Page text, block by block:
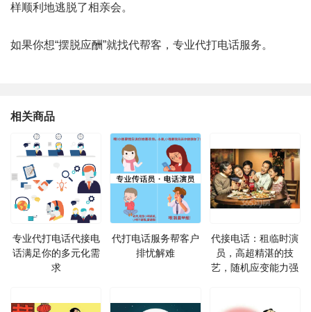
样顺利地逃脱了相亲会。
如果你想“摆脱应酬”就找代帮客，专业代打电话服务。
相关商品
专业代打电话代接电
话满足你的多元化需
求
代打电话服务帮客户
排忧解难
代接电话：租临时演
员，高超精湛的技
艺，随机应变能力强